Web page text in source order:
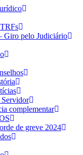
Giro pelo Judiciário
Servidor
complementar
de greve 2024